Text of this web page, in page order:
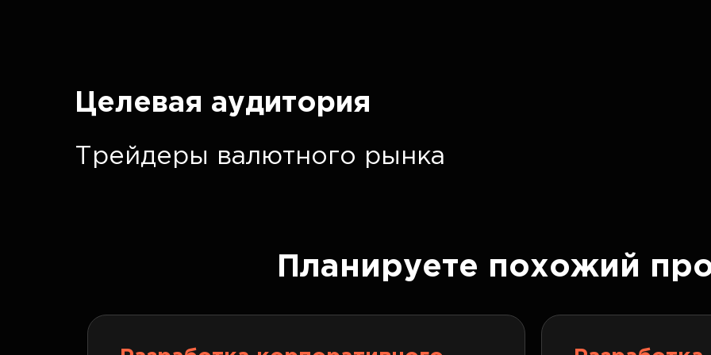
Целевая аудитория
Трейдеры валютного рынка
Планируете похожий